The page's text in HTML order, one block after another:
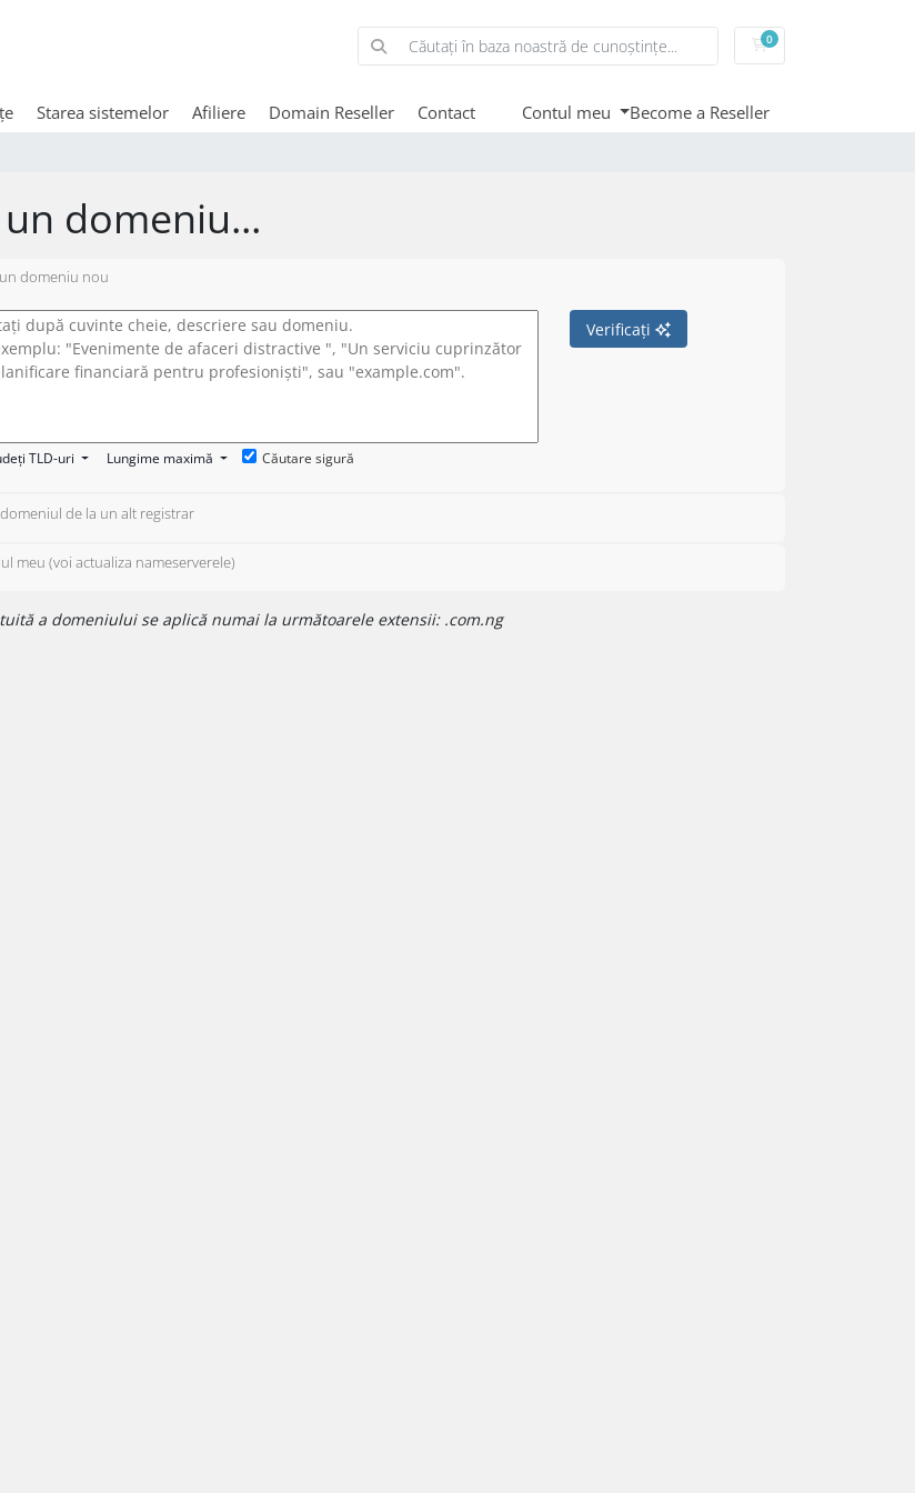
0Coș de cumpărături
Starea sistemelor Afiliere Domain Reseller Contact Contul meu Become a Reseller
domeniu...
domeniu nou
Verificați
TLD-uri Lungime maximă Căutare sigură
de la un alt registrar
meu (voi actualiza nameserverele)
a domeniului se aplică numai la următoarele extensii: .com.ng